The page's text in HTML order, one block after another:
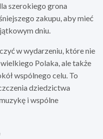
szerokiego grona
zakupu, aby mieć
dniu.
w wydarzeniu, które nie
Polaka, ale także
wspólnego celu. To
dziedzictwa
i wspólne